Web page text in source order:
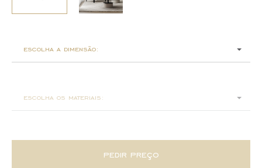
escolha a dimensão:
escolha os materiais:
pedir preço